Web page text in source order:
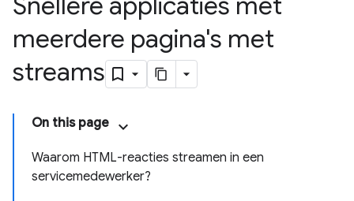
meerdere pagina's met
streams
On this page
Waarom HTML-reacties streamen in een
servicemedewerker?